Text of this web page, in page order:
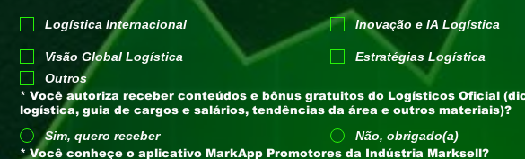
Logística Internacional Inovação e IA Logística
Visão Global Logística
Estratégias Logística
Outros
* Você autoriza receber conteúdos e bônus gratuitos do Logísticos Oficial
logística, guia de cargos e salários, tendências da área e outros materiais)?
Sim, quero receber Não, obrigado(a)
* Você conheçe o aplicativo MarkApp Promotores da Indústria Marksell?